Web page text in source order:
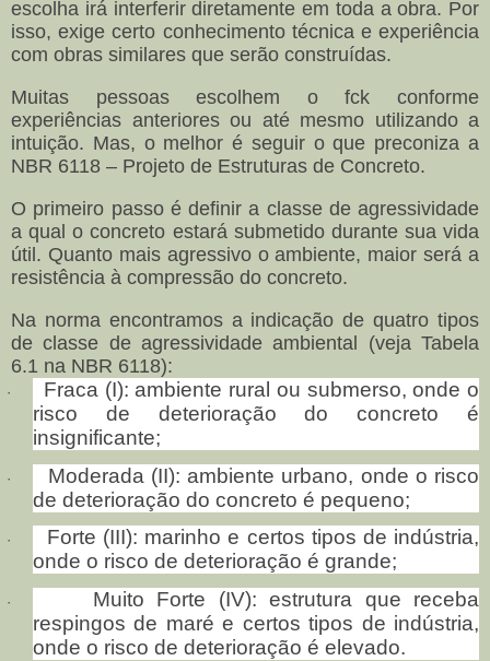
escolha irá interferir diretamente em toda a obra. Por
isso, exige certo conhecimento técnica e experiência
com obras similares que serão construídas.
Muitas pessoas escolhem o fck conforme
experiências anteriores ou até mesmo utilizando a
intuição. Mas, o melhor é seguir o que preconiza a
NBR 6118 – Projeto de Estruturas de Concreto.
O primeiro passo é definir a classe de agressividade
a qual o concreto estará submetido durante sua vida
útil. Quanto mais agressivo o ambiente, maior será a
resistência à compressão do concreto.
Na norma encontramos a indicação de quatro tipos
de classe de agressividade ambiental (veja Tabela
6.1 na NBR 6118):
·
Fraca (I): ambiente rural ou submerso, onde o
risco de deterioração do concreto é
insignificante;
·
Moderada (II): ambiente urbano, onde o risco
de deterioração do concreto é pequeno;
·
Forte (III): marinho e certos tipos de indústria,
onde o risco de deterioração é grande;
·
Muito Forte (IV): estrutura que receba
respingos de maré e certos tipos de indústria,
onde o risco de deterioração é elevado.